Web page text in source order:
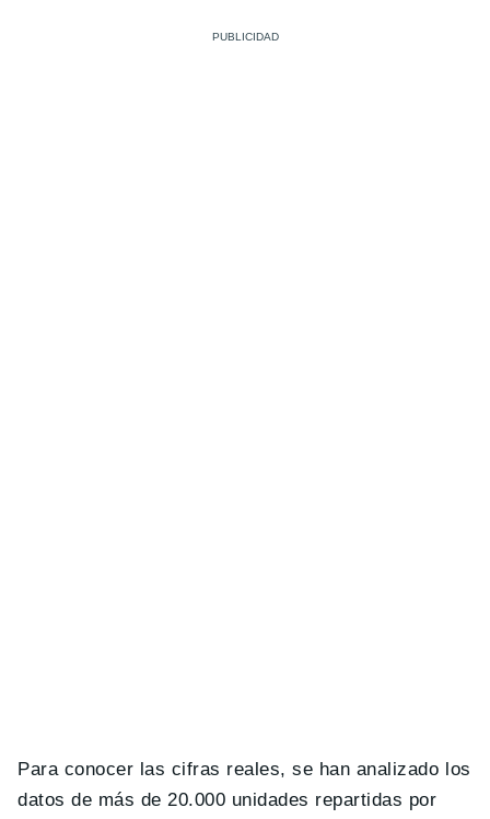
Para conocer las cifras reales, se han analizado los
datos de más de 20.000 unidades repartidas por